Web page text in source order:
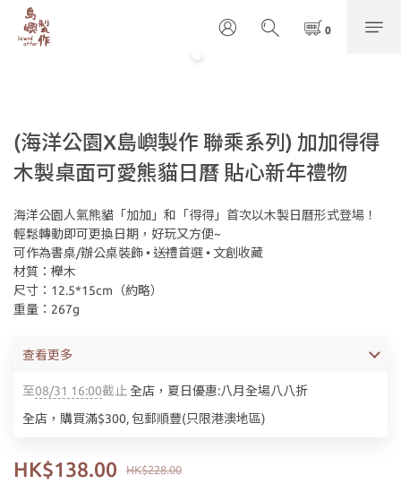
(海洋公園X島嶼製作 聯乘系列) 加加得得
木製桌面可愛熊貓日曆 貼心新年禮物
海洋公園人氣熊貓「加加」和「得得」首次以木製日曆形式登場！
輕鬆轉動即可更換日期，好玩又方便~
可作為書桌/辦公桌裝飾 • 送禮首選 • 文創收藏
材質：櫸木
尺寸：12.5*15cm（約略）
重量：267g
至08/31 16:00截止全店，夏日優惠:八月全場八八折
全店，購買滿$300, 包郵順豐(只限港澳地區)
查看更多
HK$228.00
HK$138.00